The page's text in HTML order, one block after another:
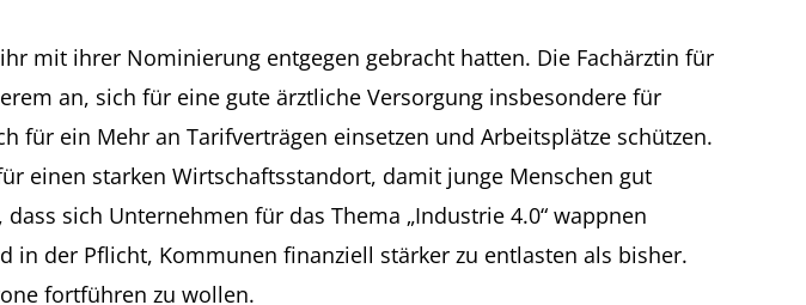
mit ihrer Nominierung entgegen gebracht hatten. Die Fachärztin für
an, sich für eine gute ärztliche Versorgung insbesondere für
für ein Mehr an Tarifverträgen einsetzen und Arbeitsplätze schützen.
einen starken Wirtschaftsstandort, damit junge Menschen gut
sich Unternehmen für das Thema „Industrie 4.0“ wappnen
der Pflicht, Kommunen finanziell stärker zu entlasten als bisher.
fortführen zu wollen.